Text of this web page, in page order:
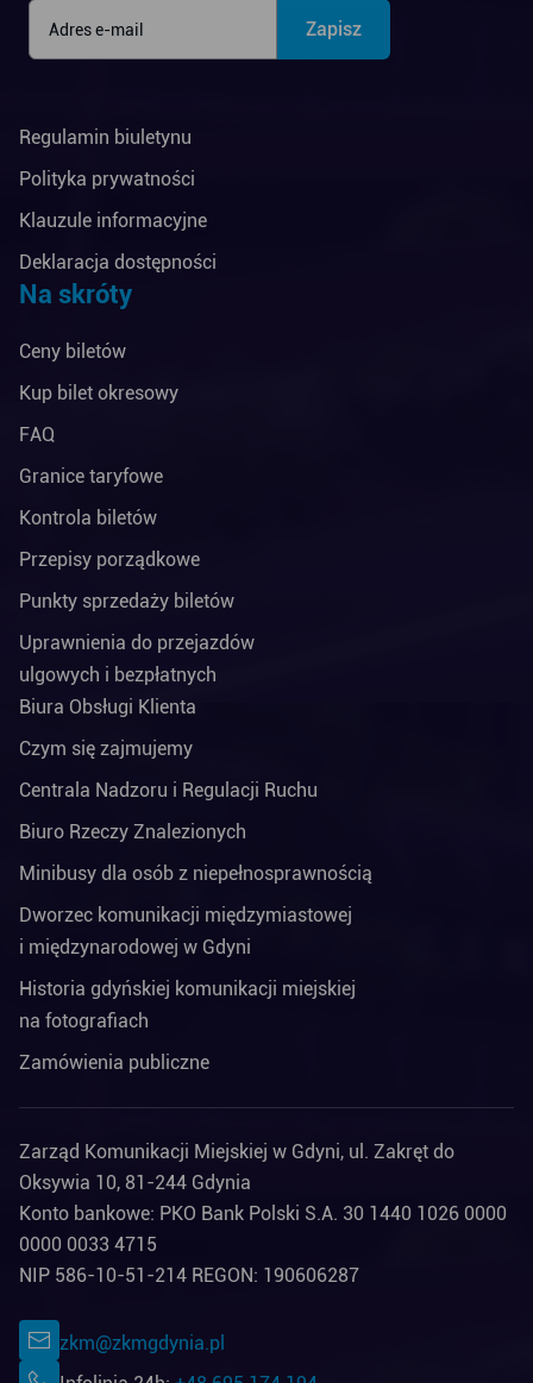
Regulamin biuletynu
Polityka prywatności
Klauzule informacyjne
Deklaracja dostępności
Na skróty
Ceny biletów
Kup bilet okresowy
FAQ
Granice taryfowe
Kontrola biletów
Przepisy porządkowe
Punkty sprzedaży biletów
Uprawnienia do przejazdów
ulgowych i bezpłatnych
Biura Obsługi Klienta
Czym się zajmujemy
Centrala Nadzoru i Regulacji Ruchu
Biuro Rzeczy Znalezionych
Minibusy dla osób z niepełnosprawnością
Dworzec komunikacji międzymiastowej
i międzynarodowej w Gdyni
Historia gdyńskiej komunikacji miejskiej
na fotografiach
Zamówienia publiczne
Zarząd Komunikacji Miejskiej w Gdyni, ul. Zakręt do
Oksywia 10, 81-244 Gdynia
Konto bankowe: PKO Bank Polski S.A. 30 1440 1026 0000
0000 0033 4715
NIP 586-10-51-214 REGON: 190606287
zkm@zkmgdynia.pl